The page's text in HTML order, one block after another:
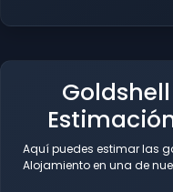
Aquí puedes estimar las
Alojamiento en una de